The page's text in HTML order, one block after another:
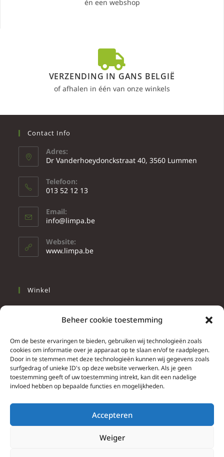
Beheer cookie toestemming
Om de beste ervaringen te bieden, gebruiken wij technologieën zoals
cookies om informatie over je apparaat op te slaan en/of te raadplegen.
Door in te stemmen met deze technologieën kunnen wij gegevens zoals
surfgedrag of unieke ID's op deze website verwerken. Als je geen
toestemming geeft of uw toestemming intrekt, kan dit een nadelige
invloed hebben op bepaalde functies en mogelijkheden.
Accepteren
Weiger
én een webshop
VERZENDING IN GANS BELGIË
of afhalen in één van onze winkels
Contact Info
Adres:
Dr Vanderhoeydonckstraat 40, 3560 Lummen
Telefoon:
013 52 12 13
Email:
info@limpa.be
Website:
www.limpa.be
Winkel
Wonen
Info
Contacteer ons